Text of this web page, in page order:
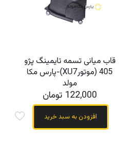
قاب میانی تسمه تایمینگ پژو
405 (موتورXU7)-پارس مکا
مولد
122,000 تومان
افزودن به سبد خرید